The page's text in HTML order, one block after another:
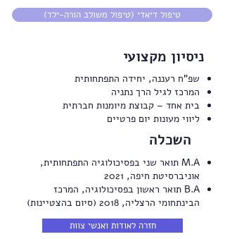
טיפול דיאדי (טיפול משולב הורה-ילד)
ניסיון מקצועי
שפ"ח רעננה, יחידה התפתחותית
המרכז לגיל הרך נתניה
בית אחד – קבוצת מיומנות חברתית
ליווי מעונות יום פרטיים
השכלה
M.A תואר שני בפסיכולוגיה התפתחותית,
אוניברסיטת חיפה, 2021
B.A תואר ראשון בפסיכולוגיה, המרכז
הבינתחומי הרצליה, 2018 (סיום בהצטיינות)
חזרה לאודות ואנשי צוות